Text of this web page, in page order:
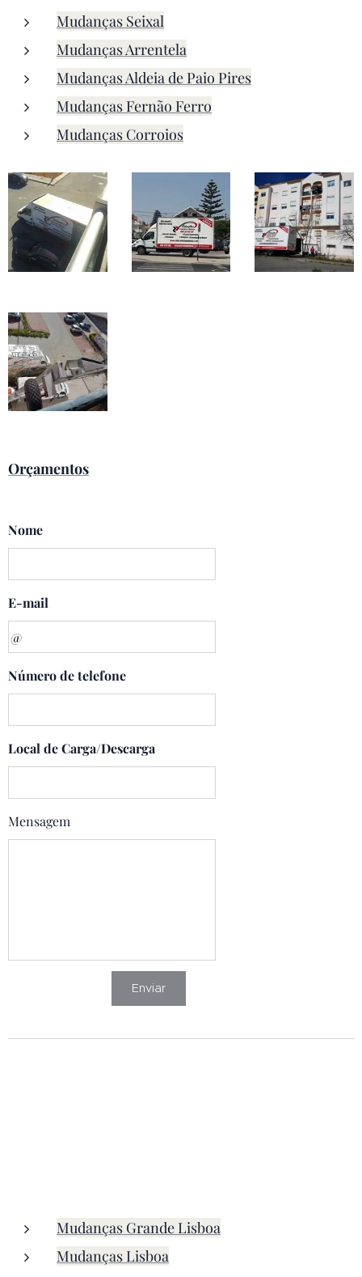
Mudanças Seixal
Mudanças Arrentela
Mudanças Aldeia de Paio Pires
Mudanças Fernão Ferro
Mudanças Corroios
Orçamentos
Nome
E-mail
Número de telefone
Local de Carga/Descarga
Mensagem
Enviar
Mudanças Grande Lisboa
Mudanças Lisboa